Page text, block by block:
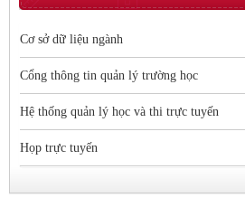
Cơ sở dữ liệu ngành
Cổng thông tin quản lý trường học
Hệ thống quản lý học và thi trực tuyến
Họp trực tuyến